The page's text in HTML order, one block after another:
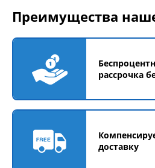
Преимущества
рассрочка
доставку